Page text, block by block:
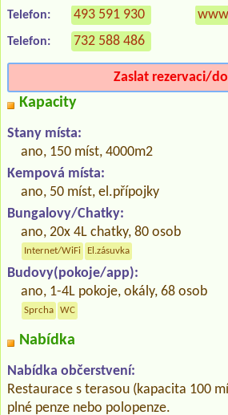
Telefon: 493 591 930
Telefon: 732 588 486
Zaslat rezervaci/
Kapacity
Stany místa:
ano, 150 míst, 4000m2
Kempová místa:
ano, 50 míst, el.přípojky
Bungalovy/Chatky:
ano, 20x 4L chatky, 80 osob
Internet/WiFi El.zásuvka
Budovy(pokoje/app):
ano, 1-4L pokoje, okály, 68 osob
Sprcha WC
Nabídka
Nabídka občerstvení:
Restaurace s terasou (kapacita 100
plné penze nebo polopenze.